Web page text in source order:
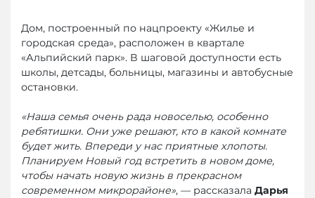
Дом, построенный по нацпроекту «Жилье и
городская среда», расположен в квартале
«Альпийский парк». В шаговой доступности есть
школы, детсады, больницы, магазины и автобусные
остановки.
«Наша семья очень рада новоселью, особенно
ребятишки. Они уже решают, кто в какой комнате
будет жить. Впереди у нас приятные хлопоты.
Планируем Новый год встретить в новом доме,
чтобы начать новую жизнь в прекрасном
современном микрорайоне», — рассказала Дарья